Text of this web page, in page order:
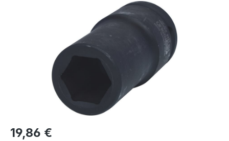
Regulärer Preis:
19,86 €